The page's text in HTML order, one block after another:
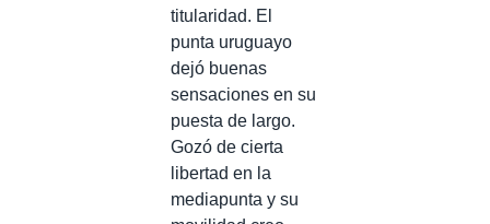
titularidad. El
punta uruguayo
dejó buenas
sensaciones en su
puesta de largo.
Gozó de cierta
libertad en la
mediapunta y su